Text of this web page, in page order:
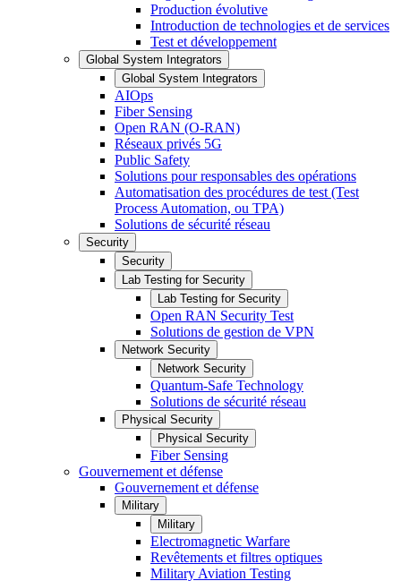
Production évolutive
Introduction de technologies et de services
Test et développement
Global System Integrators
Global System Integrators
AIOps
Fiber Sensing
Open RAN (O-RAN)
Réseaux privés 5G
Public Safety
Solutions pour responsables des opérations
Automatisation des procédures de test (Test
Process Automation, ou TPA)
Solutions de sécurité réseau
Security
Security
Lab Testing for Security
Lab Testing for Security
Open RAN Security Test
Solutions de gestion de VPN
Network Security
Network Security
Quantum-Safe Technology
Solutions de sécurité réseau
Physical Security
Physical Security
Fiber Sensing
Gouvernement et défense
Gouvernement et défense
Military
Military
Electromagnetic Warfare
Revêtements et filtres optiques
Military Aviation Testing